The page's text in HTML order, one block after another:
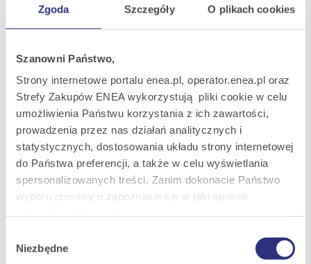
Zgoda Szczegóły O plikach cookies
Szanowni Państwo,
Strony internetowe portalu enea.pl, operator.enea.pl oraz
Strefy Zakupów ENEA wykorzystują pliki cookie w celu
umożliwienia Państwu korzystania z ich zawartości,
prowadzenia przez nas działań analitycznych i
statystycznych, dostosowania układu strony internetowej
do Państwa preferencji, a także w celu wyświetlania
spersonalizowanych treści. Zanim dokonacie Państwo
wyboru prosimy o zapoznanie się w jaki sposób
Szczegółowe informacje na ten temat znajdziecie
zgody
Niezbędne
Mar
14:02
Current Report No.: 9/2026
the ERO President regarding the Price
26
Feb
16:46
Current Report No.: 8/2026
Information on the intention to include
non-recurring operations of an accounting
nature in the financial statements for 2025
05
Feb
Current Report No.: 7/2026
Initiation of administrative proceedings
by the ERO President regarding the Price
Difference Fund